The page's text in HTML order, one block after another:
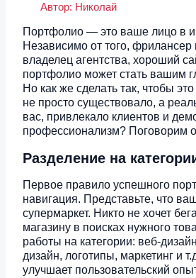
Автор: Николай
Портфолио — это ваше лицо в
Независимо от того, фрилансер
владелец агентства, хороший
портфолио может стать вашим
Но как же сделать так, чтобы
не просто существовало, а
вас, привлекало клиентов и
профессионализм? Поговорим
Разделение на
Первое правило успешного
навигация. Представьте, что
супермаркет. Никто не хочет
магазину в поисках нужного
работы на категории: веб-
дизайн, логотипы, маркетинг и
улучшает пользовательский